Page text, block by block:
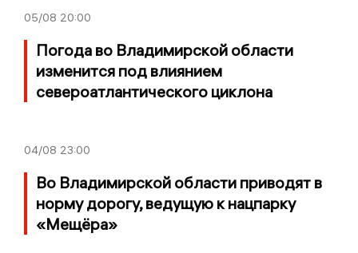
05/08 20:00
Погода во Владимирской области
изменится под влиянием
североатлантического циклона
04/08 23:00
Во Владимирской области приводят в
норму дорогу, ведущую к нацпарку
«Мещёра»